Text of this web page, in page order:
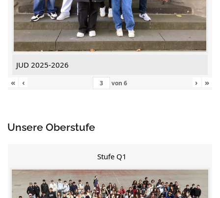
JUD 2025-2026
«
‹ von 6 › »
Unsere Oberstufe
Stufe Q1